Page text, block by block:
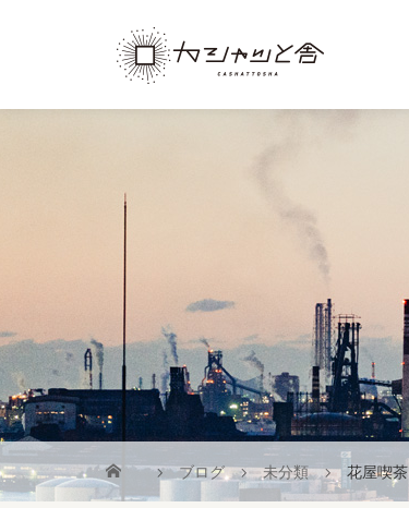
ブログ 未分類 花屋喫茶